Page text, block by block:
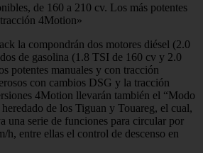
de 160 a 210 cv. Los más potentes
4Motion»
la compondrán dos motores diésel (2.0
de gasolina (1.8 TSI de 160 cv y 2.0
potentes manuales y con tracción
con cambios DSG y la tracción
4Motion llevarán también el “Modo
de los Tiguan y Touareg, el cual,
una serie de funciones para circular por
h, entre ellas el control de descenso en